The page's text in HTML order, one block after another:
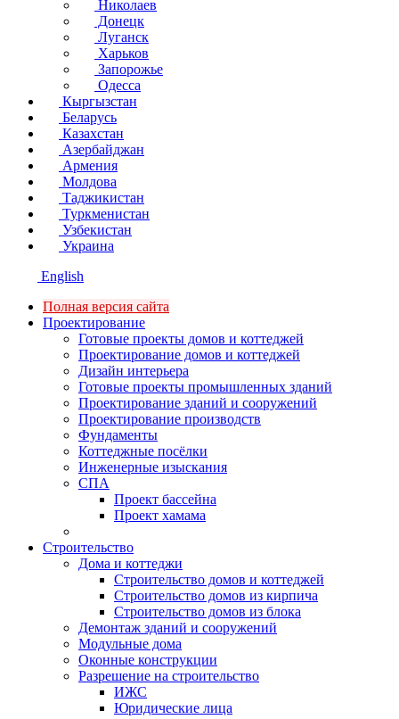
Николаев
Донецк
Луганск
Харьков
Запорожье
Одесса
Кыргызстан
Беларусь
Казахстан
Азербайджан
Армения
Молдова
Таджикистан
Туркменистан
Узбекистан
Украина
English
Полная версия сайта
Проектирование
Готовые проекты домов и коттеджей
Проектирование домов и коттеджей
Дизайн интерьера
Готовые проекты промышленных зданий
Проектирование зданий и сооружений
Проектирование производств
Фундаменты
Коттеджные посёлки
Инженерные изыскания
СПА
Проект бассейна
Проект хамама
Строительство
Дома и коттеджи
Строительство домов и коттеджей
Строительство домов из кирпича
Строительство домов из блока
Демонтаж зданий и сооружений
Модульные дома
Оконные конструкции
Разрешение на строительство
ИЖС
Юридические лица